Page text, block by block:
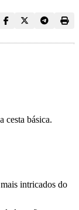
cesta básica.
intricados do